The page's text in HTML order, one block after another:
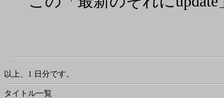
以上、1 日分です。
タイトル一覧